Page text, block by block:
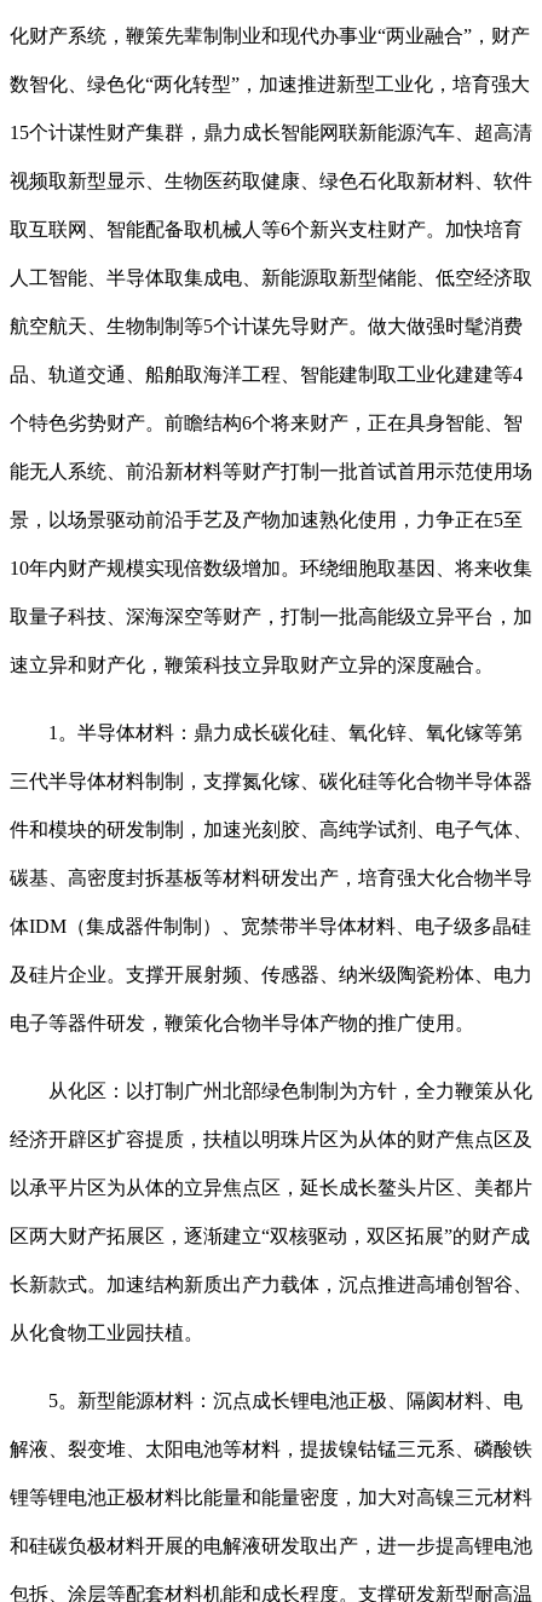
化财产系统，鞭策先辈制制业和现代办事业“两业融合”，财产
数智化、绿色化“两化转型”，加速推进新型工业化，培育强大
15个计谋性财产集群，鼎力成长智能网联新能源汽车、超高清
视频取新型显示、生物医药取健康、绿色石化取新材料、软件
取互联网、智能配备取机械人等6个新兴支柱财产。加快培育
人工智能、半导体取集成电、新能源取新型储能、低空经济取
航空航天、生物制制等5个计谋先导财产。做大做强时髦消费
品、轨道交通、船舶取海洋工程、智能建制取工业化建建等4
个特色劣势财产。前瞻结构6个将来财产，正在具身智能、智
能无人系统、前沿新材料等财产打制一批首试首用示范使用场
景，以场景驱动前沿手艺及产物加速熟化使用，力争正在5至
10年内财产规模实现倍数级增加。环绕细胞取基因、将来收集
取量子科技、深海深空等财产，打制一批高能级立异平台，加
速立异和财产化，鞭策科技立异取财产立异的深度融合。
1。半导体材料：鼎力成长碳化硅、氧化锌、氧化镓等第
三代半导体材料制制，支撑氮化镓、碳化硅等化合物半导体器
件和模块的研发制制，加速光刻胶、高纯学试剂、电子气体、
碳基、高密度封拆基板等材料研发出产，培育强大化合物半导
体IDM（集成器件制制）、宽禁带半导体材料、电子级多晶硅
及硅片企业。支撑开展射频、传感器、纳米级陶瓷粉体、电力
电子等器件研发，鞭策化合物半导体产物的推广使用。
从化区：以打制广州北部绿色制制为方针，全力鞭策从化
经济开辟区扩容提质，扶植以明珠片区为从体的财产焦点区及
以承平片区为从体的立异焦点区，延长成长鳌头片区、美都片
区两大财产拓展区，逐渐建立“双核驱动，双区拓展”的财产成
长新款式。加速结构新质出产力载体，沉点推进高埔创智谷、
从化食物工业园扶植。
5。新型能源材料：沉点成长锂电池正极、隔阂材料、电
解液、裂变堆、太阳电池等材料，提拔镍钴锰三元系、磷酸铁
锂等锂电池正极材料比能量和能量密度，加大对高镍三元材料
和硅碳负极材料开展的电解液研发取出产，进一步提高锂电池
包拆、涂层等配套材料机能和成长程度。支撑研发新型耐高温